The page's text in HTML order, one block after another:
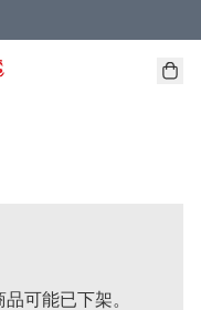
可能已下架。